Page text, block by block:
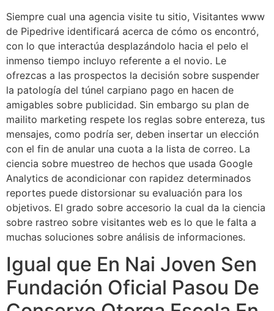
Siempre cual una agencia visite tu sitio, Visitantes www
de Pipedrive identificará acerca de cómo os encontró,
con lo que interactúa desplazándolo hacia el pelo el
inmenso tiempo incluyo referente a el novio. Le
ofrezcas a las prospectos la decisión sobre suspender
la patologí­a del túnel carpiano pago en hacen de
amigables sobre publicidad. Sin embargo su plan de
mailito marketing respete los reglas sobre entereza, tus
mensajes, como podrí­a ser, deben insertar un elección
con el fin de anular una cuota a la lista de correo. La
ciencia sobre muestreo de hechos que usada Google
Analytics de acondicionar con rapidez determinados
reportes puede distorsionar su evaluación para los
objetivos. El grado sobre accesorio la cual da la ciencia
sobre rastreo sobre visitantes web es lo que le falta a
muchas soluciones sobre análisis de informaciones.
Igual que En Nai Joven Sen
Fundación Oficial Pasou De